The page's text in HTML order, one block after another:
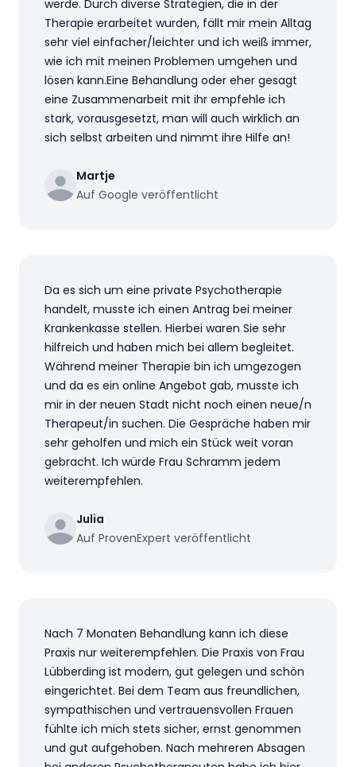
werde. Durch diverse Strategien, die in der
Therapie erarbeitet wurden, fällt mir mein Alltag
sehr viel einfacher/leichter und ich weiß immer,
wie ich mit meinen Problemen umgehen und
lösen kann.Eine Behandlung oder eher gesagt
eine Zusammenarbeit mit ihr empfehle ich
stark, vorausgesetzt, man will auch wirklich an
sich selbst arbeiten und nimmt ihre Hilfe an!
Martje
Auf Google veröffentlicht
Da es sich um eine private Psychotherapie
handelt, musste ich einen Antrag bei meiner
Krankenkasse stellen. Hierbei waren Sie sehr
hilfreich und haben mich bei allem begleitet.
Während meiner Therapie bin ich umgezogen
und da es ein online Angebot gab, musste ich
mir in der neuen Stadt nicht noch einen neue/n
Therapeut/in suchen. Die Gespräche haben mir
sehr geholfen und mich ein Stück weit voran
gebracht. Ich würde Frau Schramm jedem
weiterempfehlen.
Julia
Auf ProvenExpert veröffentlicht
Nach 7 Monaten Behandlung kann ich diese
Praxis nur weiterempfehlen. Die Praxis von Frau
Lübberding ist modern, gut gelegen und schön
eingerichtet. Bei dem Team aus freundlichen,
sympathischen und vertrauensvollen Frauen
fühlte ich mich stets sicher, ernst genommen
und gut aufgehoben. Nach mehreren Absagen